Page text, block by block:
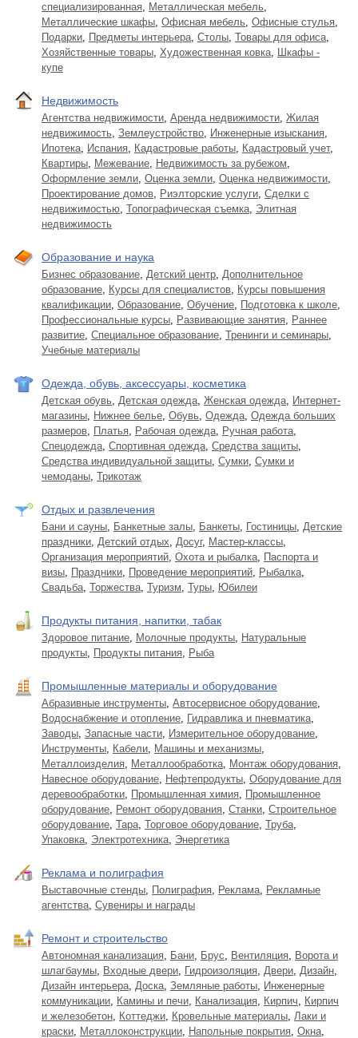
специализированная, Металлическая мебель,
Металлические шкафы, Офисная мебель, Офисные стулья,
Подарки, Предметы интерьера, Столы, Товары для офиса,
Хозяйственные товары, Художественная ковка, Шкафы -
купе
Недвижимость
Агентства недвижимости, Аренда недвижимости, Жилая
недвижимость, Землеустройство, Инженерные изыскания,
Ипотека, Испания, Кадастровые работы, Кадастровый учет,
Квартиры, Межевание, Недвижимость за рубежом,
Оформление земли, Оценка земли, Оценка недвижимости,
Проектирование домов, Риэлторские услуги, Сделки с
недвижимостью, Топографическая съемка, Элитная
недвижимость
Образование и наука
Бизнес образование, Детский центр, Дополнительное
образование, Курсы для специалистов, Курсы повышения
квалификации, Образование, Обучение, Подготовка к школе,
Профессиональные курсы, Развивающие занятия, Раннее
развитие, Специальное образование, Тренинги и семинары,
Учебные материалы
Одежда, обувь, аксессуары, косметика
Детская обувь, Детская одежда, Женская одежда, Интернет-
магазины, Нижнее белье, Обувь, Одежда, Одежда больших
размеров, Платья, Рабочая одежда, Ручная работа,
Спецодежда, Спортивная одежда, Средства защиты,
Средства индивидуальной защиты, Сумки, Сумки и
чемоданы, Трикотаж
Отдых и развлечения
Бани и сауны, Банкетные залы, Банкеты, Гостиницы, Детские
праздники, Детский отдых, Досуг, Мастер-классы,
Организация мероприятий, Охота и рыбалка, Паспорта и
визы, Праздники, Проведение мероприятий, Рыбалка,
Свадьба, Торжества, Туризм, Туры, Юбилеи
Продукты питания, напитки, табак
Здоровое питание, Молочные продукты, Натуральные
продукты, Продукты питания, Рыба
Промышленные материалы и оборудование
Абразивные инструменты, Автосервисное оборудование,
Водоснабжение и отопление, Гидравлика и пневматика,
Заводы, Запасные части, Измерительное оборудование,
Инструменты, Кабели, Машины и механизмы,
Металлоизделия, Металлообработка, Монтаж оборудования,
Навесное оборудование, Нефтепродукты, Оборудование для
деревообработки, Промышленная химия, Промышленное
оборудование, Ремонт оборудования, Станки, Строительное
оборудование, Тара, Торговое оборудование, Труба,
Упаковка, Электротехника, Энергетика
Реклама и полиграфия
Выставочные стенды, Полиграфия, Реклама, Рекламные
агентства, Сувениры и награды
Ремонт и строительство
Автономная канализация, Бани, Брус, Вентиляция, Ворота и
шлагбаумы, Входные двери, Гидроизоляция, Двери, Дизайн,
Дизайн интерьера, Доска, Земляные работы, Инженерные
коммуникации, Камины и печи, Канализация, Кирпич, Кирпич
и железобетон, Коттеджи, Кровельные материалы, Лаки и
краски, Металлоконструкции, Напольные покрытия, Окна,